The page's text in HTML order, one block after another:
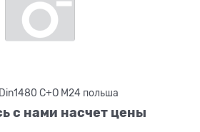
С+О М24 польша
с нами насчет цены